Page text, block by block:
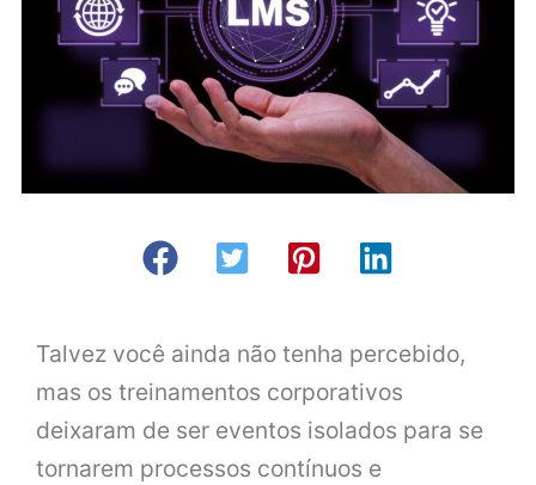
Talvez você ainda não tenha percebido,
mas os treinamentos corporativos
deixaram de ser eventos isolados para se
tornarem processos contínuos e